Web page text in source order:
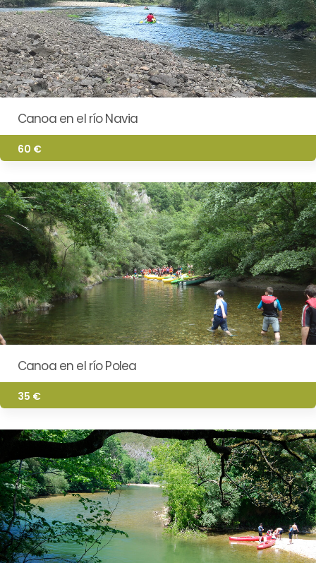
Canoa en el río Navia
60 €
Canoa en el río Polea
35 €